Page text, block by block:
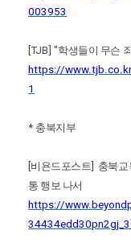
003953
[TJB] "학생들이 무슨
https://
1
* 충북지부
[비욘드포스트] 충북교
통 행보 나서
https://